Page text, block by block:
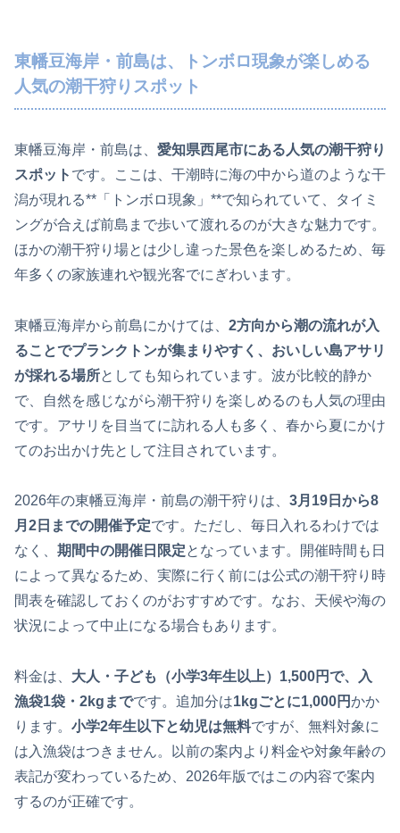
東幡豆海岸・前島は、トンボロ現象が楽しめる
人気の潮干狩りスポット
東幡豆海岸・前島は、 愛知県西尾市にある人気の潮干狩り
スポット です。ここは、干潮時に海の中から道のような干
潟が現れる**「トンボロ現象」**で知られていて、タイミ
ングが合えば前島まで歩いて渡れるのが大きな魅力です。
ほかの潮干狩り場とは少し違った景色を楽しめるため、毎
年多くの家族連れや観光客でにぎわいます。
東幡豆海岸から前島にかけては、 2方向から潮の流れが入
ることでプランクトンが集まりやすく、おいしい島アサリ
が採れる場所としても知られています。波が比較的静か
で、自然を感じながら潮干狩りを楽しめるのも人気の理由
です。アサリを目当てに訪れる人も多く、春から夏にかけ
てのお出かけ先として注目されています。
2026年の東幡豆海岸・前島の潮干狩りは、 3月19日から8
月2日までの開催予定です。ただし、毎日入れるわけでは
なく、 期間中の開催日限定となっています。開催時間も日
によって異なるため、実際に行く前には公式の潮干狩り時
間表を確認しておくのがおすすめです。なお、天候や海の
状況によって中止になる場合もあります。
料金は、 大人・子ども（小学3年生以上）1,500円で、入
漁袋1袋・2kgまでです。追加分は1kgごとに1,000円かか
ります。 小学2年生以下と幼児は無料ですが、無料対象に
は入漁袋はつきません。以前の案内より料金や対象年齢の
表記が変わっているため、2026年版ではこの内容で案内
するのが正確です。